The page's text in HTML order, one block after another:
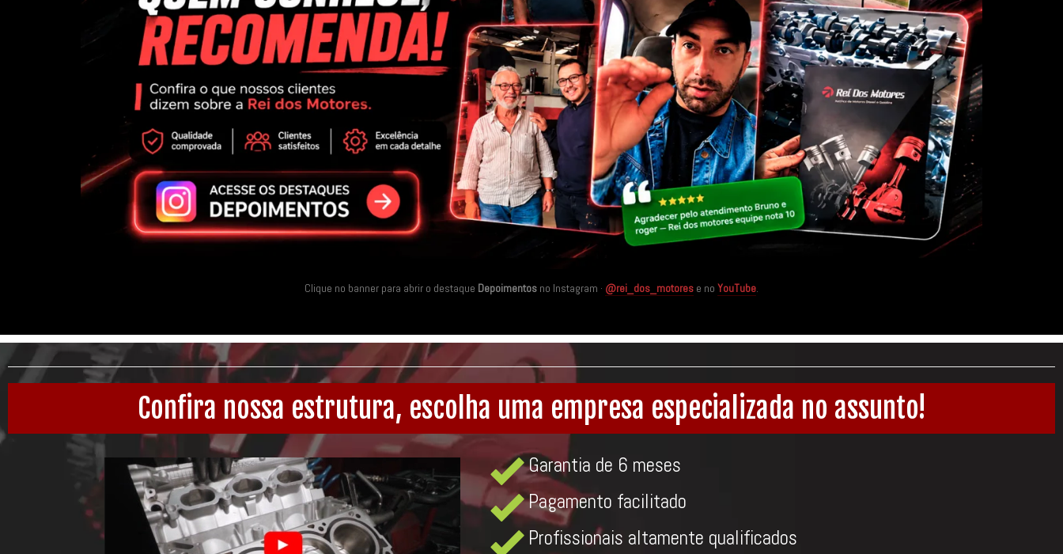
Clique no banner para abrir o destaque Depoimentos no Instagram · @rei_dos_motores e no YouTube.
Confira nossa estrutura, escolha uma empresa especializada no assunto!
Garantia de 6 meses
Pagamento facilitado
Profissionais altamente qualificados